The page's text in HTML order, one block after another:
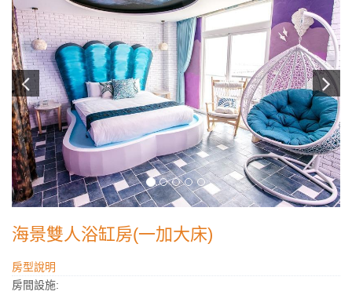
海景雙人浴缸房(一加大床)
房型說明
房間設施: